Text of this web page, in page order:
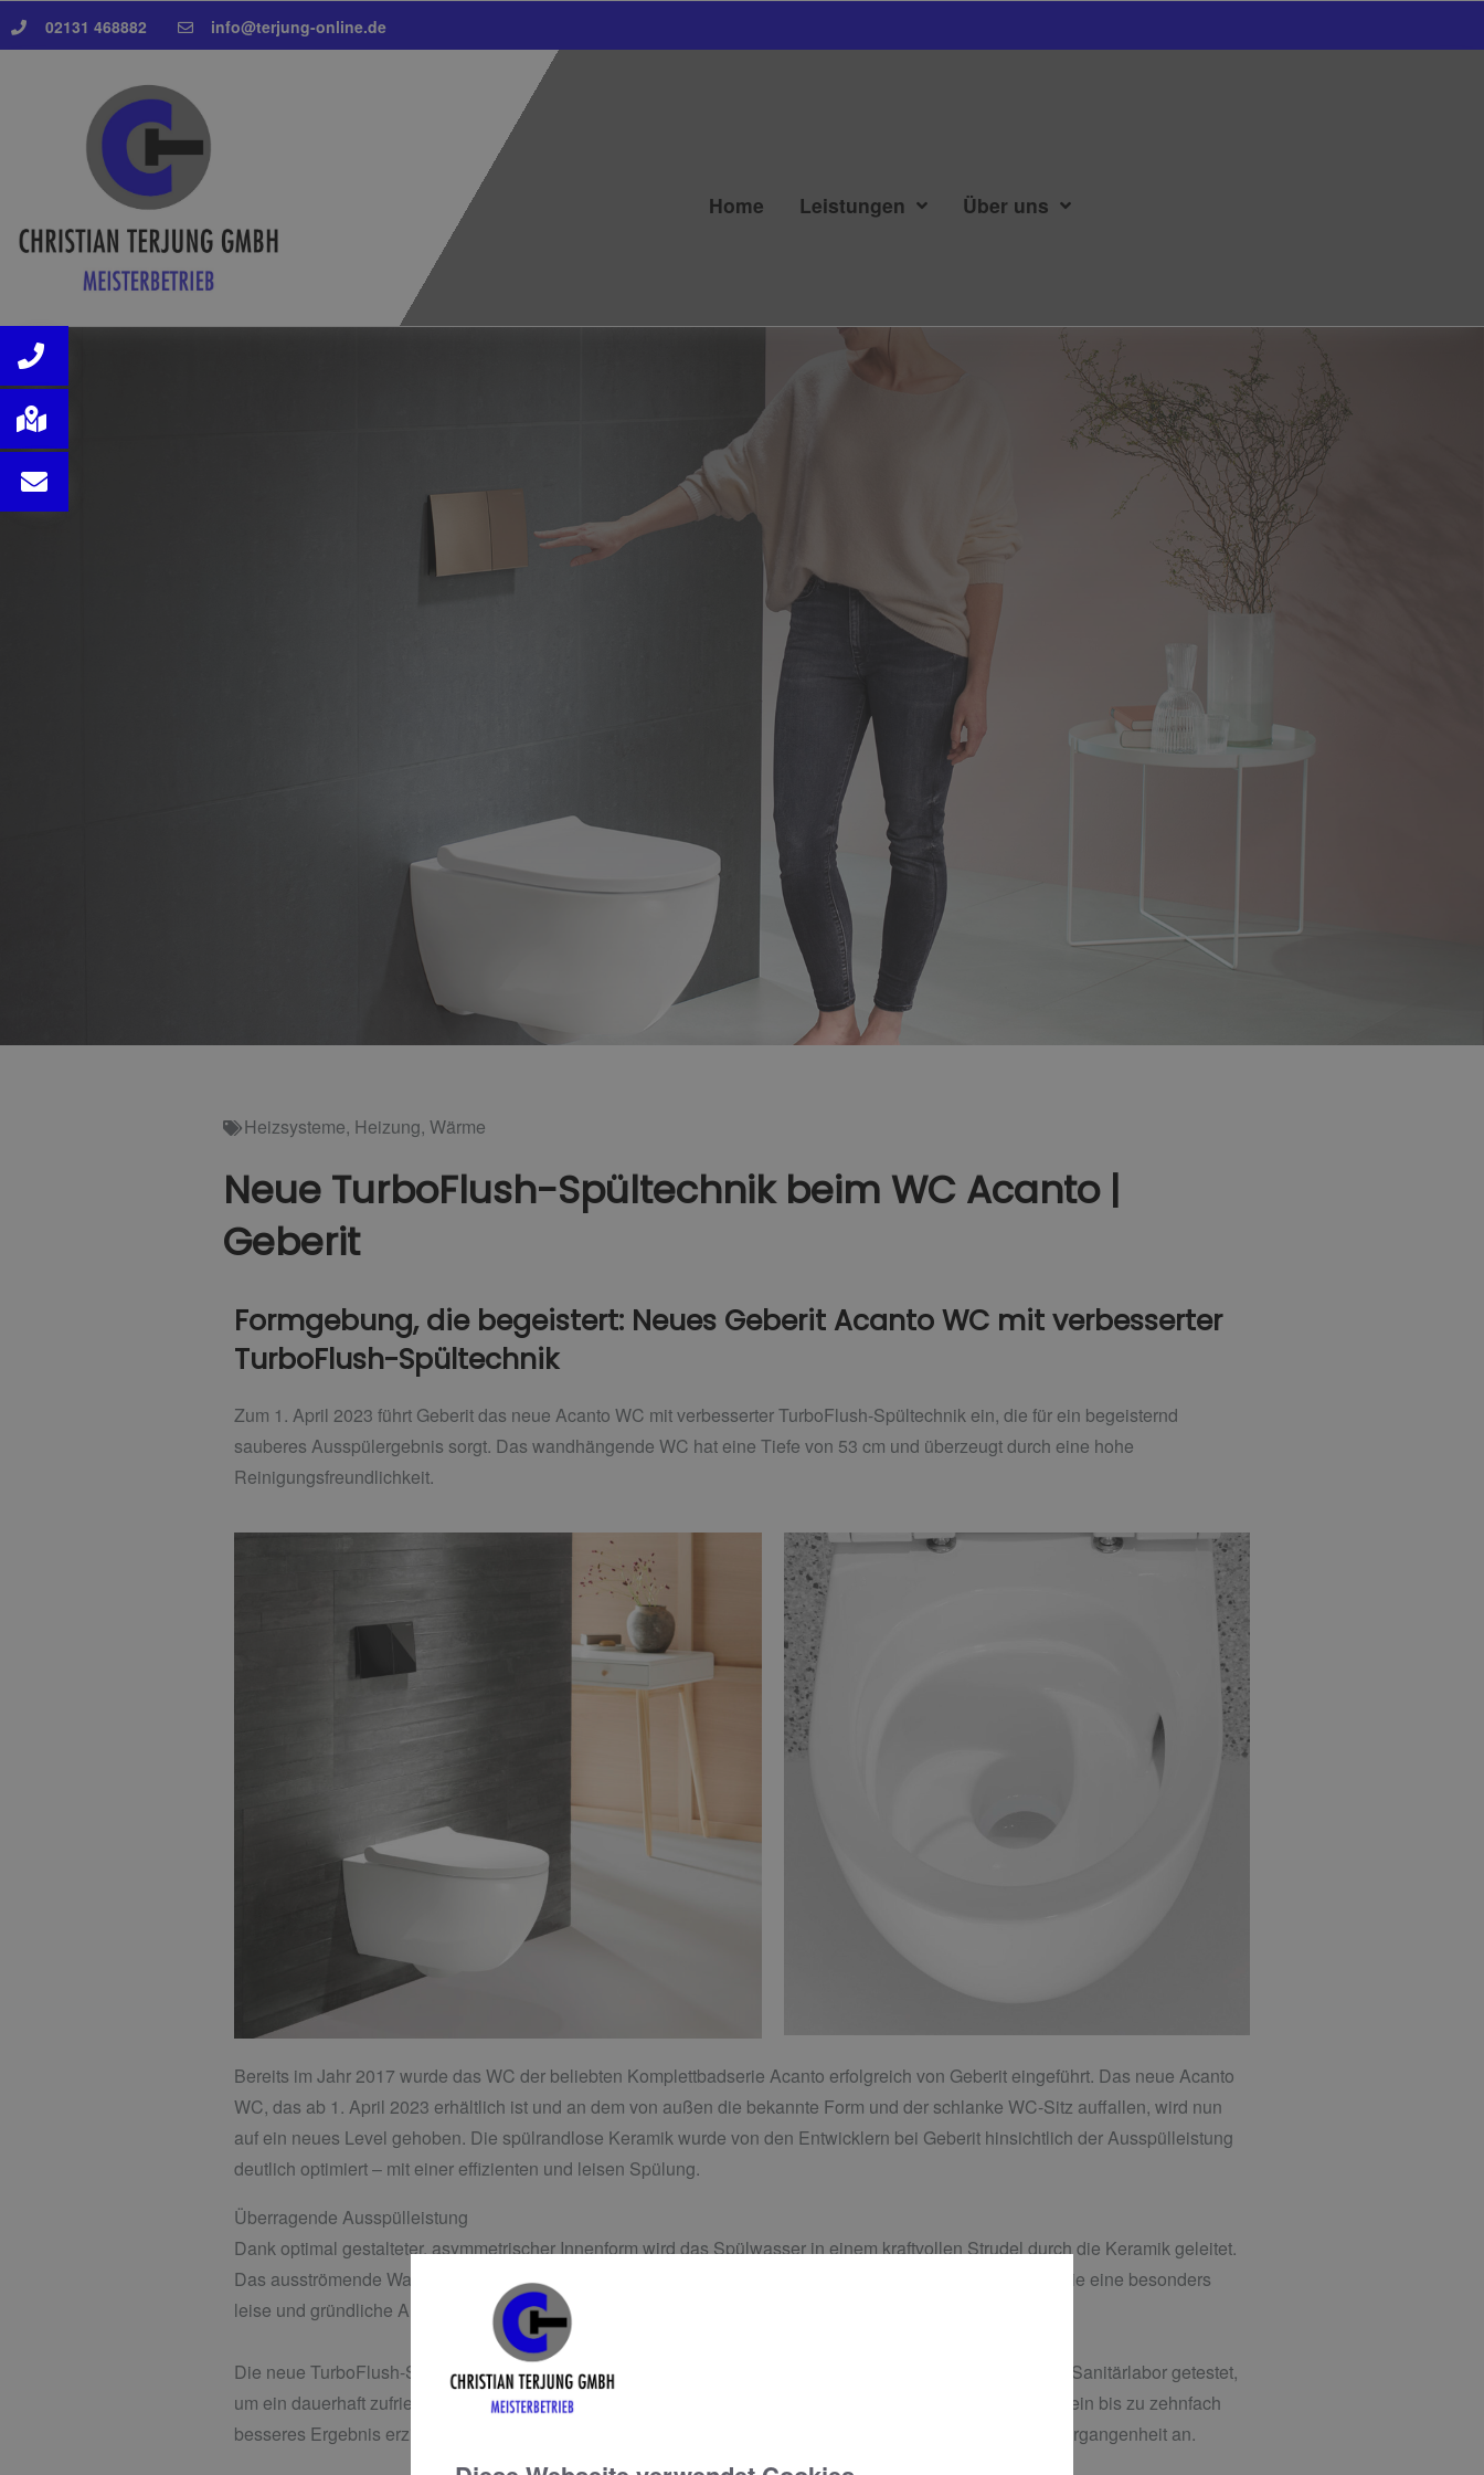
02131 468882 info@terjung-online.de
Home Leistungen Über uns
Heizsysteme, Heizung, Wärme
Neue TurboFlush-Spültechnik beim WC Acanto |
Geberit
Formgebung, die begeistert: Neues Geberit Acanto WC mit verbesserter
TurboFlush-Spültechnik
Zum 1. April 2023 führt Geberit das neue Acanto WC mit verbesserter TurboFlush-Spültechnik ein, die für ein begeisternd
sauberes Ausspülergebnis sorgt. Das wandhängende WC hat eine Tiefe von 53 cm und überzeugt durch eine hohe
Reinigungsfreundlichkeit.
Bereits im Jahr 2017 wurde das WC der beliebten Komplettbadserie Acanto erfolgreich von Geberit eingeführt. Das neue Acanto
WC, das ab 1. April 2023 erhältlich ist und an dem von außen die bekannte Form und der schlanke WC-Sitz auffallen, wird nun
auf ein neues Level gehoben. Die spülrandlose Keramik wurde von den Entwicklern bei Geberit hinsichtlich der Ausspülleistung
deutlich optimiert – mit einer effizienten und leisen Spülung.
Überragende Ausspülleistung
Dank optimal gestalteter, asymmetrischer Innenform wird das Spülwasser in einem kraftvollen Strudel durch die Keramik geleitet.
Das ausströmende Wasser wird so präzise gesteuert und ermöglicht eine vollständige Flächenspülung sowie eine besonders
leise und gründliche Ausspülleistung.
Die neue TurboFlush-Spültechnik des Acanto WCs wurde umfassend hinsichtlich ihrer Effizienz im Geberit Sanitärlabor getestet,
um ein dauerhaft zufriedenstellendes Ergebnis zu erhalten. Bei den Tests zeigte sich, dass die Spültechnik ein bis zu zehnfach
besseres Ergebnis erzielt als von der Norm vorgegeben. Rückstände in der WC-Keramik gehören so der Vergangenheit an.